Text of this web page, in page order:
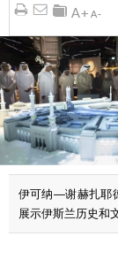
伊可纳—谢赫扎耶
展示伊斯兰历史和